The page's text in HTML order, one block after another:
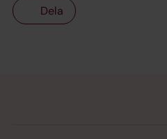
Dela